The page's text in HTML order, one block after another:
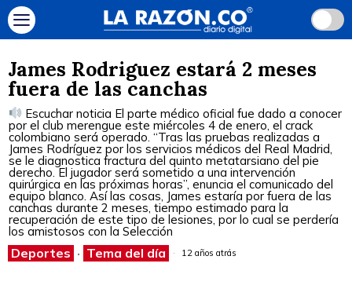
James Rodriguez estará 2 meses
fuera de las canchas
Escuchar noticia El parte médico oficial fue dado a conocer
por el club merengue este miércoles 4 de enero, el crack
colombiano será operado. “Tras las pruebas realizadas a
James Rodríguez por los servicios médicos del Real Madrid,
se le diagnostica fractura del quinto metatarsiano del pie
derecho. El jugador será sometido a una intervención
quirúrgica en las próximas horas”, enuncia el comunicado del
equipo blanco. Así las cosas, James estaría por fuera de las
canchas durante 2 meses, tiempo estimado para la
recuperación de este tipo de lesiones, por lo cual se perdería
los amistosos con la Selección
Deportes · Tema del día 12 años atrás